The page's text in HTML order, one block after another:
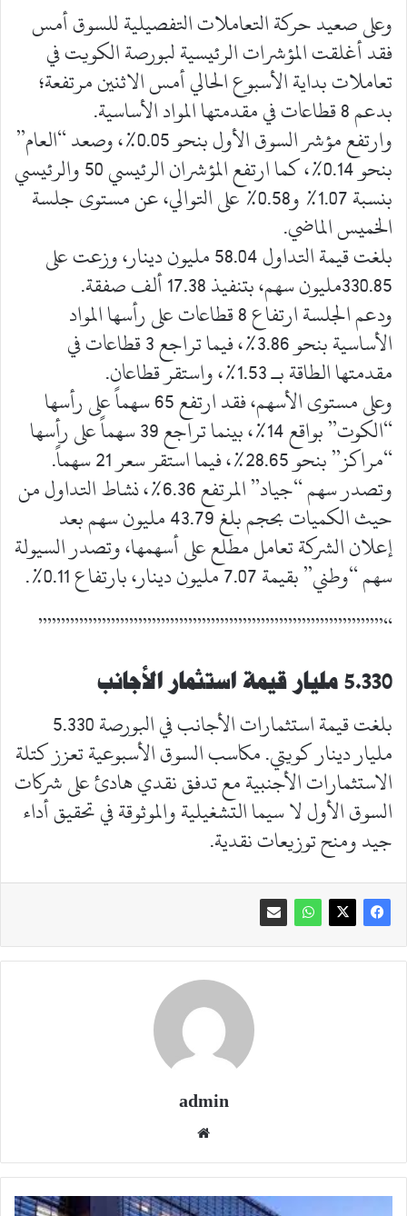
وعلى صعيد حركة التعاملات التفصيلية للسوق أمس
فقد أغلقت المؤشرات الرئيسية لبورصة الكويت في
تعاملات بداية الأسبوع الحالي أمس الاثنين مرتفعة؛
بدعم 8 قطاعات في مقدمتها المواد الأساسية.
وارتفع مؤشر السوق الأول بنحو 0.05%، وصعد “العام”
بنحو 0.14%، كما ارتفع المؤشران الرئيسي 50 والرئيسي
بنسبة 1.07% و0.58% على التوالي، عن مستوى جلسة
الخميس الماضي.
بلغت قيمة التداول 58.04 مليون دينار، وزعت على
330.85مليون سهم، بتنفيذ 17.38 ألف صفقة.
ودعم الجلسة ارتفاع 8 قطاعات على رأسها المواد
الأساسية بنحو 3.86%، فيما تراجع 3 قطاعات في
مقدمتها الطاقة بـ 1.53%، واستقر قطاعان.
وعلى مستوى الأسهم، فقد ارتفع 65 سهماً على رأسها
“الكوت” بواقع 14%، بينما تراجع 39 سهماً على رأسها
“مراكز” بنحو 28.65%، فيما استقر سعر 21 سهماً.
وتصدر سهم “جياد” المرتفع 6.36%، نشاط التداول من
حيث الكميات بحجم بلغ 43.79 مليون سهم بعد
إعلان الشركة تعامل مطلع على أسهمها، وتصدر السيولة
سهم “وطني” بقيمة 7.07 مليون دينار، بارتفاع 0.11%.
“””””””””””””””””””””””””””””””””””””””
5.330 مليار قيمة استثمار الأجانب
بلغت قيمة استثمارات الأجانب في البورصة 5.330
مليار دينار كويتي. مكاسب السوق الأسبوعية تعزز كتلة
الاستثمارات الأجنبية مع تدفق نقدي هادئ على شركات
السوق الأول لا سيما التشغيلية والموثوقة في تحقيق أداء
جيد ومنح توزيعات نقدية.
admin
البنك